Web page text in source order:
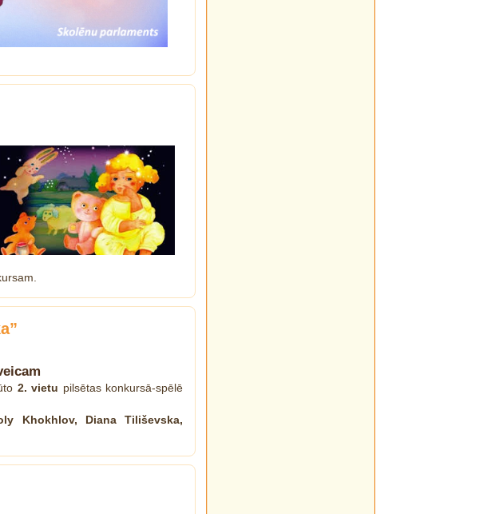
2. vietu pilsētas konkursā-spēlē
Khokhlov, Diana Tiliševska,